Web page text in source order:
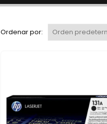
Ordenar por: